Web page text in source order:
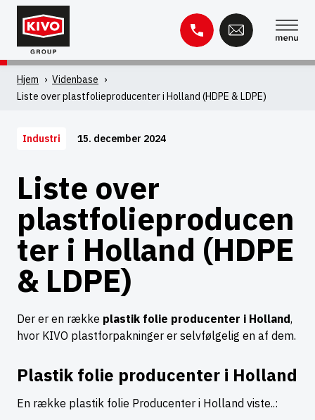
Spring
Søg
efter:
Hjem ' Videnbase '
Liste over plastfolieproducenter i Holland (HDPE & LDPE)
Industri 15. december 2024
Liste over
plastfolieproducen
ter i Holland (HDPE
& LDPE)
Der er en række plastik folie producenter i Holland,
hvor KIVO plastforpakninger er selvfølgelig en af dem.
Plastik folie producenter i Holland
En række plastik folie Producenter i Holland viste..: